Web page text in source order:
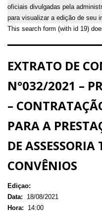
oficiais divulgadas pela
para visualizar a edição de seu
This search form (with id 19)
EXTRATO DE
N°032/2021 –
–
PARA A
DE
CONVÊNIOS
Ediçao:
Data:
18/08/2021
Hora:
14:00